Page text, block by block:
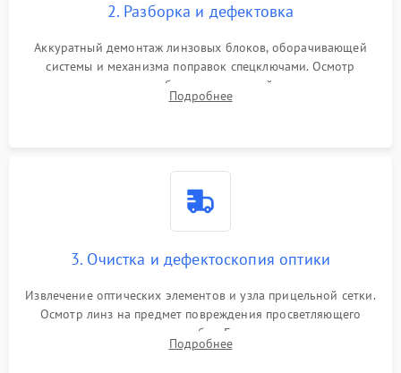
2. Разборка и дефектовка
Аккуратный демонтаж линзовых блоков, оборачивающей
системы и механизма поправок спецключами. Осмотр
внутренних резьбовых соединений, пружин и
уплотнительных колец. Поиск причин люфта, смещения
Подробнее
3. Очистка и дефектоскопия оптики
Извлечение оптических элементов и узла прицельной сетки.
Осмотр линз на предмет повреждения просветляющего
покрытия или появления грибка. Бережная очистка стекол
спецрастворами. Проверка целостности гравированной
Подробнее